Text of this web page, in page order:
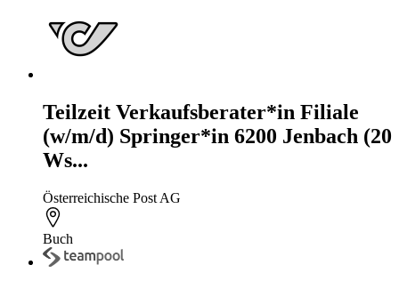
Teilzeit Verkaufsberater*in Filiale
(w/m/d) Springer*in 6200 Jenbach (20
Ws...
Österreichische Post AG
Buch